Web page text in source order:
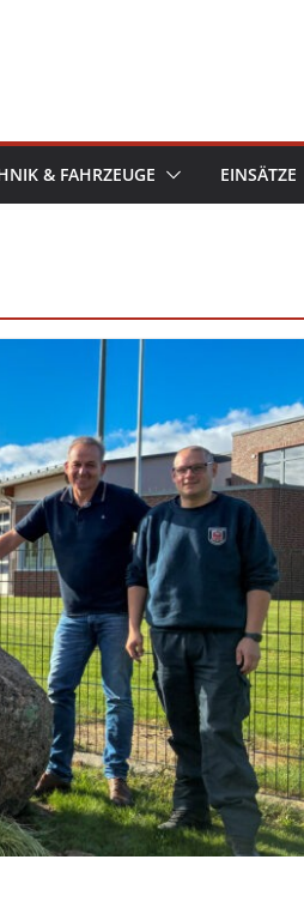
& FAHRZEUGE EINSÄTZE